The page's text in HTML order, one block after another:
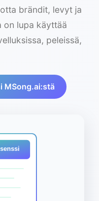
brändit, levyt ja
on lupa käyttää
peleissä,
MSong.ai:stä